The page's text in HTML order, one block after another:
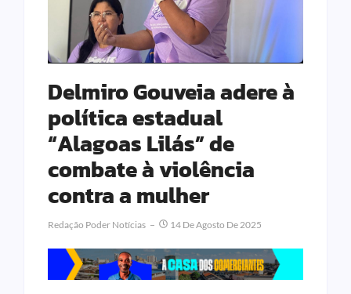
Delmiro Gouveia adere à
política estadual
“Alagoas Lilás” de
combate à violência
contra a mulher
Redação Poder Notícias 14 De Agosto De 2025